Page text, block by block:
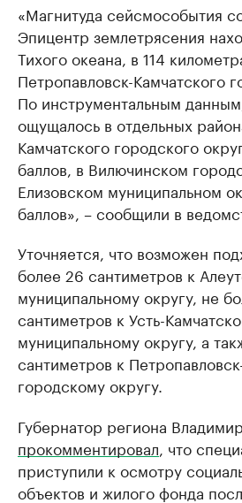
«Магнитуда сейсмособытия
Эпицентр землетрясения
Тихого океана, в 114
Петропавловск-Камчатского
По инструментальным
ощущалось в отдельных
Камчатского городского
баллов, в Вилючинском
Елизовском муниципальном
баллов», – сообщили в
Уточняется, что возможен
более 26 сантиметров к
муниципальному округу, не
сантиметров к Усть-
муниципальному округу, а
сантиметров к
городскому округу.
Губернатор региона
прокомментировал , что
приступили к осмотру
объектов и жилого фонда